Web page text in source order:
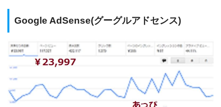
Google AdSense(グーグルアドセンス)